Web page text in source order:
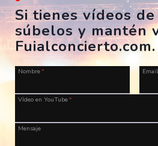
Si tienes vídeos
súbelos y mantén
Fuialconcierto.com.
Nombre* Email
Vídeo en YouTube*
Mensaje